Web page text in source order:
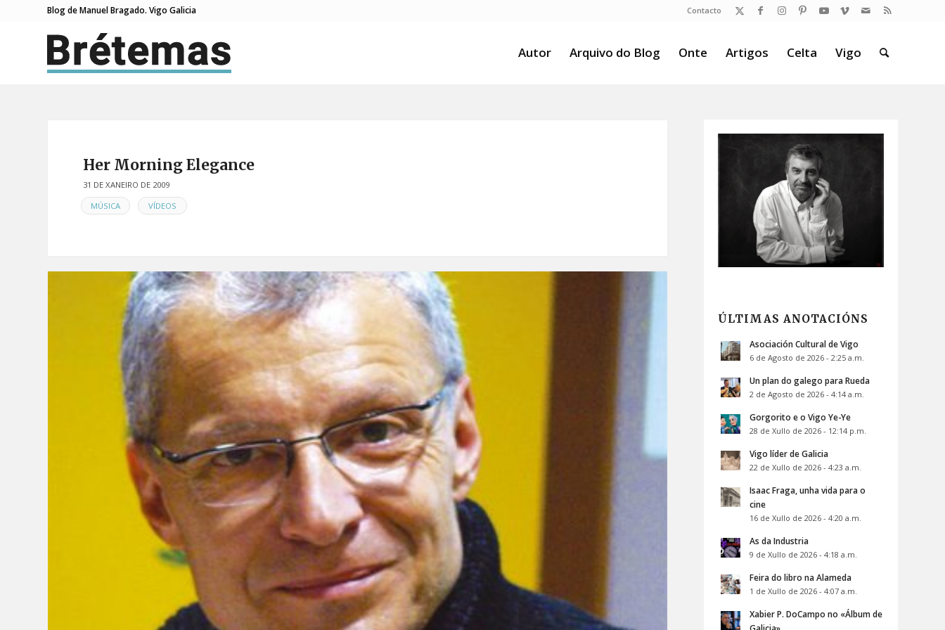
Contacto
Blog de Manuel Bragado. Vigo Galicia
Autor Arquivo do Blog Onte Artigos Celta Vigo
Her Morning Elegance
31 DE XANEIRO DE 2009
EN
MÚSICA VÍDEOS
ÚLTIMAS ANOTACIÓNS
Asociación Cultural de Vigo
6 de Agosto de 2026 - 2:25 a.m.
Un plan do galego para Rueda
2 de Agosto de 2026 - 4:14 a.m.
Gorgorito e o Vigo Ye-Ye
28 de Xullo de 2026 - 12:14 p.m.
Vigo líder de Galicia
22 de Xullo de 2026 - 4:23 a.m.
Isaac Fraga, unha vida para o
cine
16 de Xullo de 2026 - 4:20 a.m.
As da Industria
9 de Xullo de 2026 - 4:18 a.m.
Feira do libro na Alameda
1 de Xullo de 2026 - 4:07 a.m.
Xabier P. DoCampo no «Álbum de